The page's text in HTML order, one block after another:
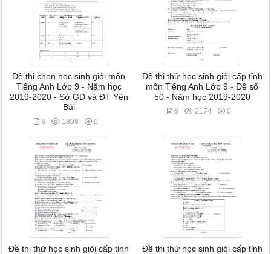
Đề thi chọn học sinh giỏi môn
Tiếng Anh Lớp 9 - Năm học
2019-2020 - Sở GD và ĐT Yên
Bái
8 1808 0
Đề thi thử học sinh giỏi cấp tỉnh
môn Tiếng Anh Lớp 9 - Đề số
50 - Năm học 2019-2020
6 2174 0
Đề thi thử học sinh giỏi cấp tỉnh
Đề thi thử học sinh giỏi cấp tỉnh